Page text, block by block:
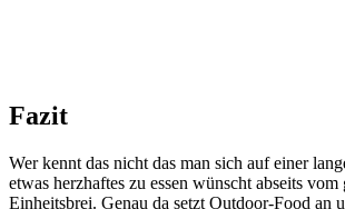
Fazit
Wer kennt das nicht das man sich auf einer
etwas herzhaftes zu essen wünscht abseits vom
Einheitsbrei. Genau da setzt Outdoor-Food an